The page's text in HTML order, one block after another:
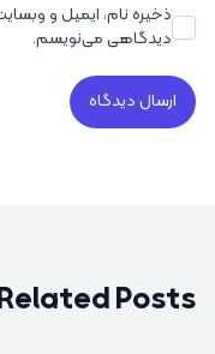
ذخیره نام، ایمیل و
دیدگاهی می‌نویسم.
Posts